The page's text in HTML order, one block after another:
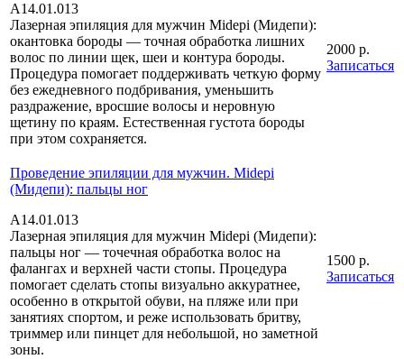
А14.01.013
Лазерная эпиляция для мужчин Midepi (Мидепи):
окантовка бороды — точная обработка лишних
волос по линии щек, шеи и контура бороды.
Процедура помогает поддерживать четкую форму
без ежедневного подбривания, уменьшить
раздражение, вросшие волосы и неровную
щетину по краям. Естественная густота бороды
при этом сохраняется.
2000 р.
Записаться
Проведение эпиляции для мужчин. Midepi
(Мидепи): пальцы ног
А14.01.013
Лазерная эпиляция для мужчин Midepi (Мидепи):
пальцы ног — точечная обработка волос на
фалангах и верхней части стопы. Процедура
помогает сделать стопы визуально аккуратнее,
особенно в открытой обуви, на пляже или при
занятиях спортом, и реже использовать бритву,
триммер или пинцет для небольшой, но заметной
зоны.
1500 р.
Записаться